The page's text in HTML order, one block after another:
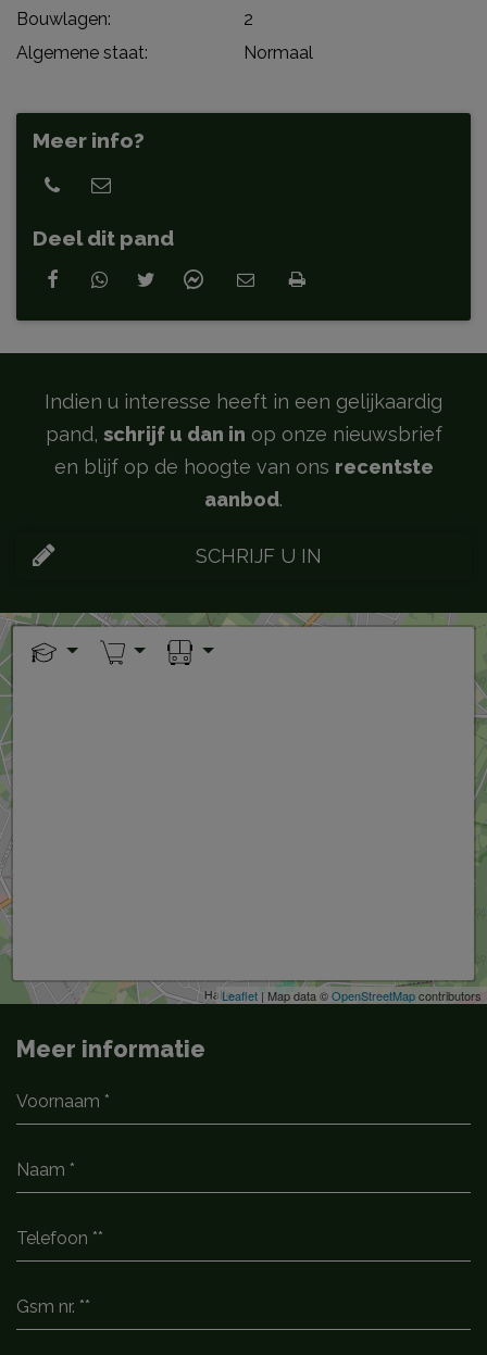
Bouwlagen:
2
Algemene staat:
Normaal
Meer info?
Deel dit pand
Indien u interesse heeft in een gelijkaardig
pand, schrijf u dan in op onze nieuwsbrief
en blijf op de hoogte van ons recentste
aanbod.
SCHRIJF U IN
+
Leaflet | Map data ©OpenStreetMapcontributors
Meer informatie